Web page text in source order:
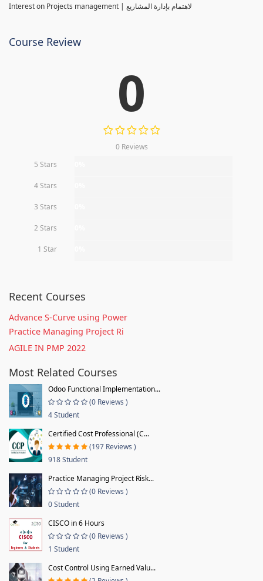
Interest on Projects management | لاهتمام بإدارة المشاريع
Course Review
0
0 Reviews
5 Stars
4 Stars
3 Stars
2 Stars
1 Star
Recent Courses
Advance S-Curve using Power
Practice Managing Project Ri
AGILE IN PMP 2022
Most Related Courses
Odoo Functional Implementation...
(0 Reviews )
4 Student
Certified Cost Professional (C...
(197 Reviews )
918 Student
Practice Managing Project Risk...
(0 Reviews )
0 Student
CISCO in 6 Hours
(0 Reviews )
1 Student
Cost Control Using Earned Valu...